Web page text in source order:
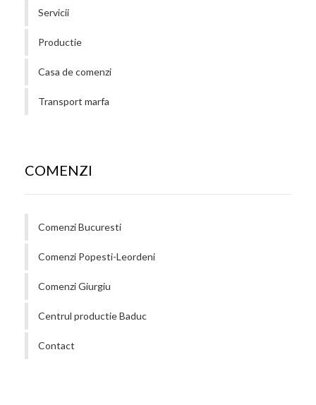
Servicii
Productie
Casa de comenzi
Transport marfa
COMENZI
Comenzi Bucuresti
Comenzi Popesti-Leordeni
Comenzi Giurgiu
Centrul productie Baduc
Contact